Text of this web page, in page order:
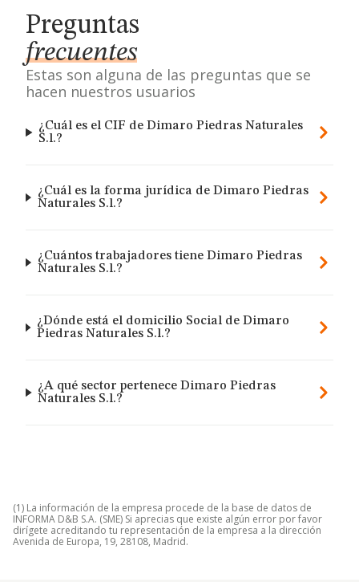
Preguntas
frecuentes
Estas son alguna de las preguntas que se
hacen nuestros usuarios
¿Cuál es el CIF de Dimaro Piedras Naturales
S.l.?
¿Cuál es la forma jurídica de Dimaro Piedras
Naturales S.l.?
¿Cuántos trabajadores tiene Dimaro Piedras
Naturales S.l.?
¿Dónde está el domicilio Social de Dimaro
Piedras Naturales S.l.?
¿A qué sector pertenece Dimaro Piedras
Naturales S.l.?
(1) La información de la empresa procede de la base de datos de
INFORMA D&B S.A. (SME) Si aprecias que existe algún error por favor
dirígete acreditando tu representación de la empresa a la dirección
Avenida de Europa, 19, 28108, Madrid.